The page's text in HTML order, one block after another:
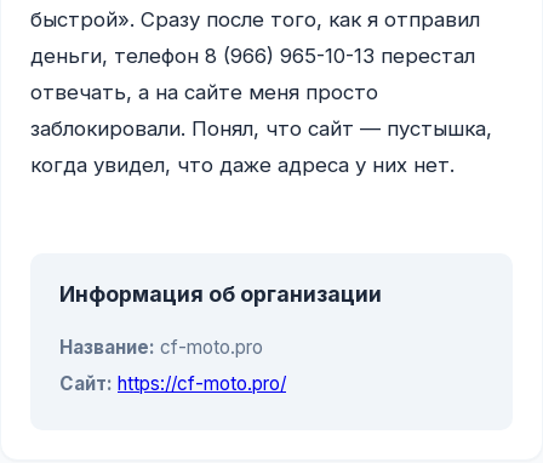
быстрой». Сразу после того, как я отправил
деньги, телефон 8 (966) 965-10-13 перестал
отвечать, а на сайте меня просто
заблокировали. Понял, что сайт — пустышка,
когда увидел, что даже адреса у них нет.
Информация об организации
Название: cf-moto.pro
Сайт: https://cf-moto.pro/